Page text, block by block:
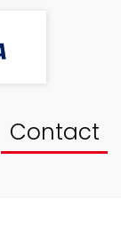
Contact